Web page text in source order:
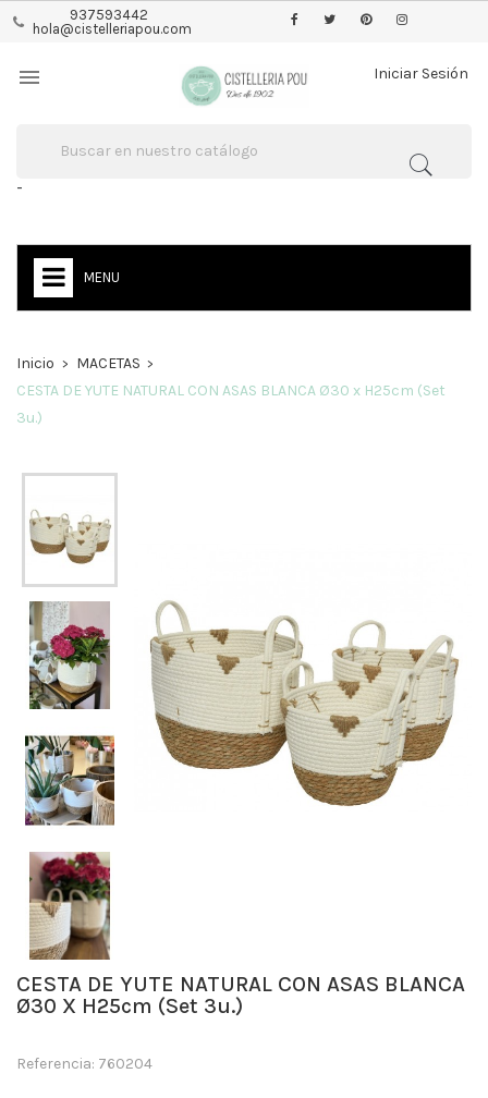
937593442
hola@cistelleriapou.com
Iniciar Sesión

-
MENU
Inicio
MACETAS
CESTA DE YUTE NATURAL CON ASAS BLANCA Ø30 x H25cm (Set
3u.)
CESTA DE YUTE NATURAL CON ASAS BLANCA
Ø30 X H25cm (Set 3u.)
Referencia: 760204